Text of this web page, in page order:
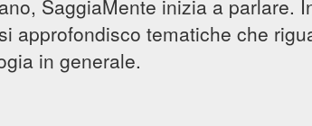
SaggiaMente inizia a parlare.
approfondisco tematiche che
in generale.